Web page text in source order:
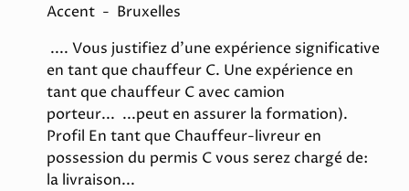
Accent - Bruxelles
.... Vous justifiez d'une expérience significative
en tant que chauffeur C. Une expérience en
tant que chauffeur C avec camion
porteur... ...peut en assurer la formation).
Profil En tant que Chauffeur-livreur en
possession du permis C vous serez chargé de:
la livraison...